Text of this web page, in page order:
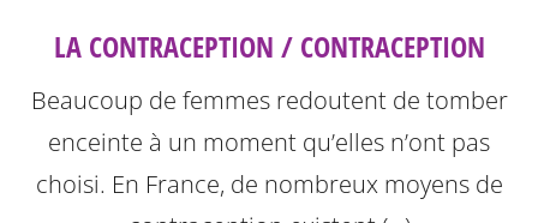
LA CONTRACEPTION / CONTRACEPTION
Beaucoup de femmes redoutent de tomber
enceinte à un moment qu’elles n’ont pas
choisi. En France, de nombreux moyens de